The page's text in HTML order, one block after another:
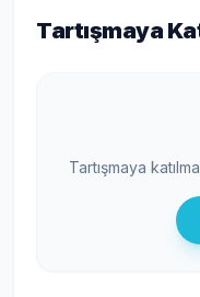
Tartışmaya
Tartışmaya